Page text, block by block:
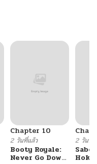
Chapter 10
2 วันที่แล้ว
Booty Royale:
Never Go Down
2 วันที่แ